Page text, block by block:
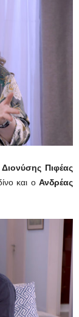
Διονύσης Πιφέας
και ο Ανδρέας